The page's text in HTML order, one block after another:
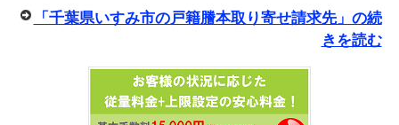
「千葉県いすみ市の戸籍謄本取り寄せ請求先」の続
きを読む